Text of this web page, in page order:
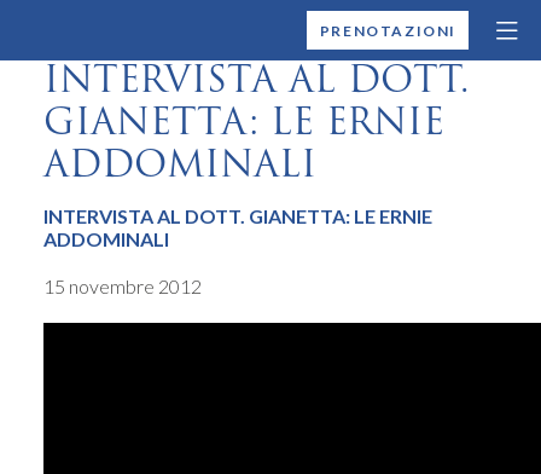
MONTALLEGROPRENOTAZIONI
INTERVISTA AL DOTT.
GIANETTA: LE ERNIE
ADDOMINALI
INTERVISTA AL DOTT. GIANETTA: LE ERNIE
ADDOMINALI
15 novembre 2012